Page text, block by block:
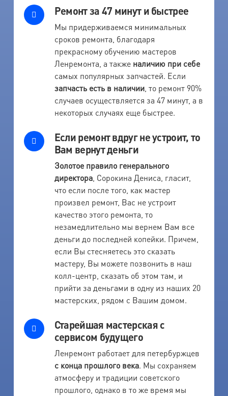
Ремонт за 47 минут и быстрее
Мы придерживаемся минимальных
сроков ремонта, благодаря
прекрасному обучению мастеров
Ленремонта, а также наличию при себе
самых популярных запчастей. Если
запчасть есть в наличии, то ремонт 90%
случаев осуществляется за 47 минут, а в
некоторых случаях еще быстрее.
Если ремонт вдруг не устроит, то
Вам вернут деньги
Золотое правило генерального
директора, Сорокина Дениса, гласит,
что если после того, как мастер
произвел ремонт, Вас не устроит
качество этого ремонта, то
незамедлительно мы вернем Вам все
деньги до последней копейки. Причем,
если Вы стесняетесь это сказать
мастеру, Вы можете позвонить в наш
колл-центр, сказать об этом там, и
прийти за деньгами в одну из наших 20
мастерских, рядом с Вашим домом.
Старейшая мастерская с
сервисом будущего
Ленремонт работает для петербуржцев
с конца прошлого века. Мы сохраняем
атмосферу и традиции советского
прошлого, однако в то же время мы